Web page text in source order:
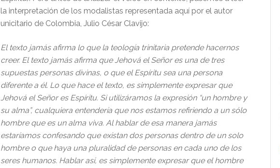
la interpretación de los modalistas representada aquí por el autor
unicitario de Colombia, Julio César Clavijo:
El texto jamás afirma lo que la teología trinitaria pretende hacernos
creer. El texto jamás afirma que Jehová el Señor es una de tres
supuestas personas divinas, o que el Espíritu sea una persona
diferente a él. Lo que hace el texto, es simplemente expresar que
Jehová el Señor es Espíritu. Si utilizáramos la expresión “un hombre y
su alma”, cualquiera entendería que nos estamos refiriendo a un sólo
hombre que es un alma viva. Al hablar de esa manera jamás
estaríamos confesando que existan dos personas dentro de un solo
hombre o que haya una pluralidad de personas en cada uno de los
seres humanos. Hablar así, es simplemente expresar que el hombre